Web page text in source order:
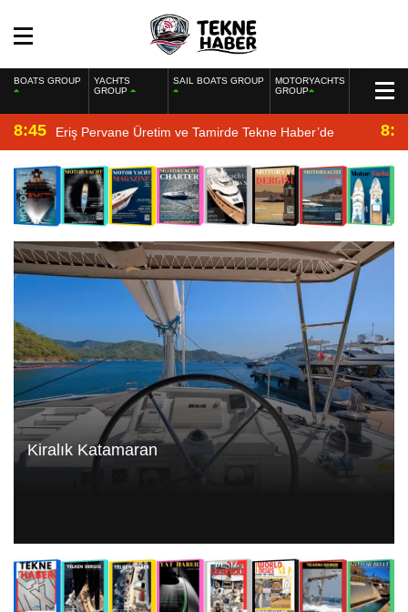
BOATS GROUP
YACHTS
GROUP
SAIL BOATS GROUP
MOTORYACHTS
GROUP
8:45 Eriş Pervane Üretim ve Tamirde Tekne Haber’de
Kiralık Katamaran